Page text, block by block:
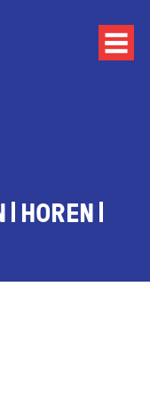
HOREN